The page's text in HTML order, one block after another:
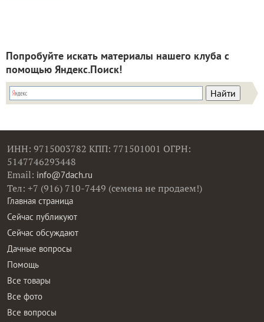
Попробуйте искать материалы нашего клуба с
помощью Яндекс.Поиск!
ИНН: 9715003782 КПП: 771501001 ОГРН:
5147746293448
Email: info@7dach.ru
Тел: +7 (916) 710-7449 (семена не продаем!)
Главная страница
Сейчас публикуют
Сейчас обсуждают
Дачные вопросы
Помощь
Все товары
Все фото
Все вопросы